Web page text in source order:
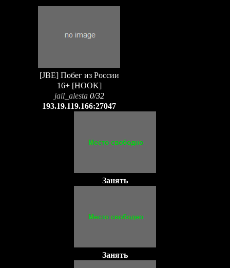
[JBE] Побег из России
16+ [HOOK]
jail_alesta 0/32
193.19.119.166:27047
Занять
Занять